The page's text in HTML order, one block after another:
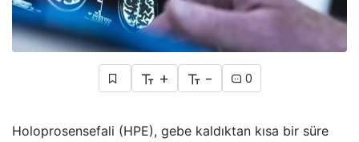
+ - 0
Holoprosensefali (HPE), gebe kaldıktan kısa bir süre